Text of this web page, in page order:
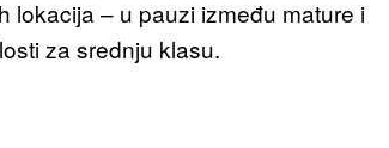
lokacija – u pauzi između mature i
za srednju klasu.